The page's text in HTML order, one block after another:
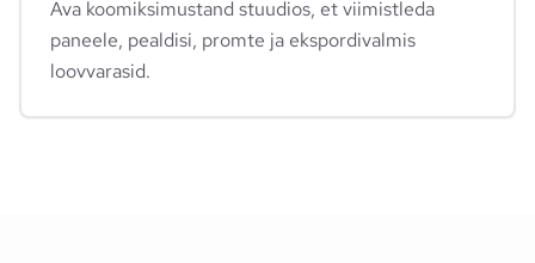
Ava koomiksimustand stuudios, et viimistleda
paneele, pealdisi, promte ja ekspordivalmis
loovvarasid.